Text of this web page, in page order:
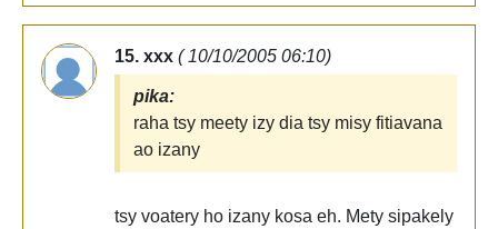
15. xxx ( 10/10/2005 06:10)
pika:
raha tsy meety izy dia tsy misy fitiavana
ao izany
tsy voatery ho izany kosa eh. Mety sipakely